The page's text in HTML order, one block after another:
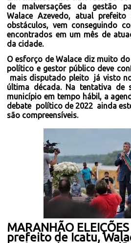
de malversações da gestão
Walace Azevedo, atual
obstáculos, vem conseguindo
encontrados em um mês de
da cidade.
O esforço de Walace diz muito
político e gestor público deve
mais disputado pleito
já visto
última década. Na tentativa de
município em tempo hábil, a
debate político de 2022 ainda
são compreensíveis.
MARANHÃO
prefeito de Icatu,